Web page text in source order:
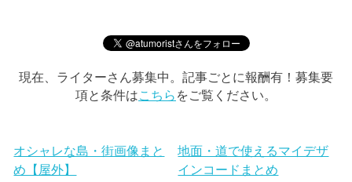
現在、ライターさん募集中。記事ごとに報酬有！募集要
項と条件はこちら をご覧ください。
オシャレな島・街画像まと
め【屋外】
地面・道で使えるマイデザ
インコードまとめ